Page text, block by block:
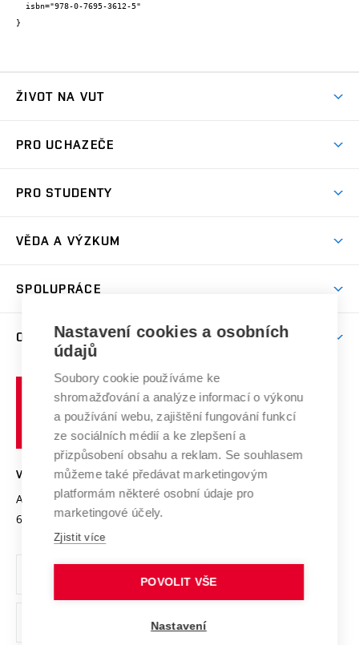
}
ŽIVOT NA VUT
Koleje
Sport na VUT
PRO UCHAZEČE
Dny otevřených dveří
Celoživotní vzdělávání
E-přihláška
PRO STUDENTY
Harmonogram akademického roku
Závěrečné práce
Doktorské studium
Zpracování osobních údajů studentů
Sociální bezpečí
Studium bez bariér
Podpora podnikání
VĚDA A VÝZKUM
Mezinárodní vědecká rada
Systém zajišťování kvality výzkumu
Výzkumné infrastruktury
Transfer znalostí
Open Science
Projekty
Projekty ze strukturálních fondů
Specifický výzkum
SPOLUPRÁCE
Firemní spolupráce
Zahraniční spolupráce
Spolupráce se školami
Mezinárodní dohody
Univerzitní sítě
O UNIVERZITĚ
Profil univerzity
Udržitelná univerzita
Podnikavá univerzita / ContriBUTe
Bezpečná univerzita
Vyznamenání
Organizační struktura
Ochrana osobních údajů
odkaz)
učení
technické
Brně
VYSOKÉ UČENÍ TECHNICKÉ V BRNĚ
Antonínská 548/1
602 00 Brno
www.vut.cz
vut@vutbr.cz
Nastavení cookies a osobních
údajů
Soubory cookie používáme ke
shromažďování a analýze informací o výkonu
a používání webu, zajištění fungování funkcí
ze sociálních médií a ke zlepšení a
přizpůsobení obsahu a reklam. Se souhlasem
můžeme také předávat marketingovým
platformám některé osobní údaje pro
marketingové účely.
Zjistit více
POVOLIT VŠE
Nastavení